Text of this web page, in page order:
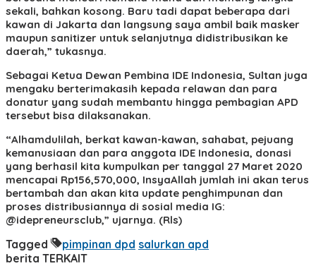
sekali, bahkan kosong. Baru tadi dapat beberapa dari
kawan di Jakarta dan langsung saya ambil baik masker
maupun sanitizer untuk selanjutnya didistribusikan ke
daerah,” tukasnya.
Sebagai Ketua Dewan Pembina IDE Indonesia, Sultan juga
mengaku berterimakasih kepada relawan dan para
donatur yang sudah membantu hingga pembagian APD
tersebut bisa dilaksanakan.
“Alhamdulilah, berkat kawan-kawan, sahabat, pejuang
kemanusiaan dan para anggota IDE Indonesia, donasi
yang berhasil kita kumpulkan per tanggal 27 Maret 2020
mencapai Rp156,570,000, InsyaAllah jumlah ini akan terus
bertambah dan akan kita update penghimpunan dan
proses distribusiannya di sosial media IG:
@idepreneursclub,” ujarnya. (Rls)
Tagged pimpinan dpd salurkan apd
berita TERKAIT